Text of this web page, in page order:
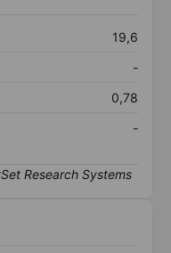
19,6
-
0,78
-